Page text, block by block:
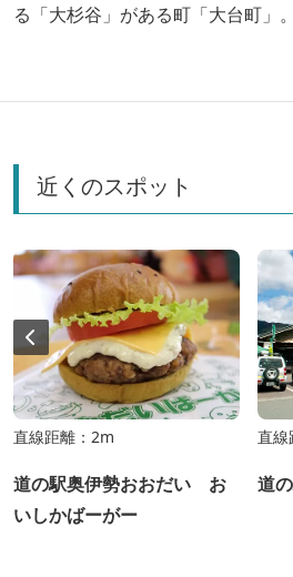
る「大杉谷」がある町「大台町」
ルコースをご紹介します♪
近くのスポット
直線距離：2m
道の駅奥伊勢おおだい お
いしかばーがー
直線
道